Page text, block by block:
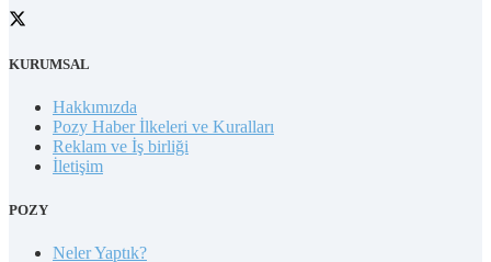
KURUMSAL
Hakkımızda
Pozy Haber İlkeleri ve Kuralları
Reklam ve İş birliği
İletişim
POZY
Neler Yaptık?